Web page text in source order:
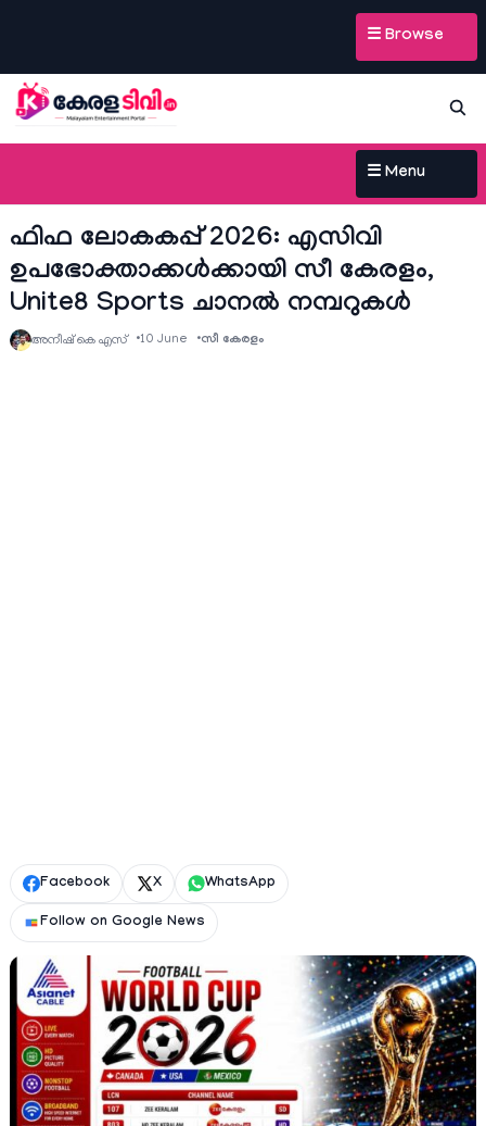
☰ Browse
☰ Menu
ഫിഫ ലോകകപ്പ് 2026: എസിവി
ഉപഭോക്താക്കൾക്കായി സീ കേരളം,
Unite8 Sports ചാനൽ നമ്പറുകൾ
അനീഷ്‌ കെ എസ് 10 June സീ കേരളം
Facebook X WhatsApp
Follow on Google News